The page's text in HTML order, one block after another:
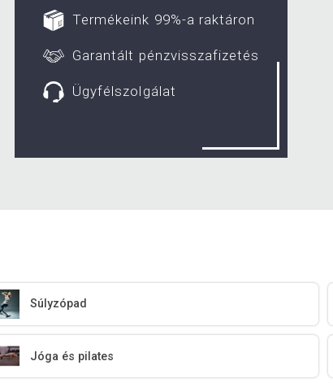
Termékeink 99%-a raktáron
Garantált pénzvisszafizetés
Ügyfélszolgálat
Súlyzópad
Jóga és pilates